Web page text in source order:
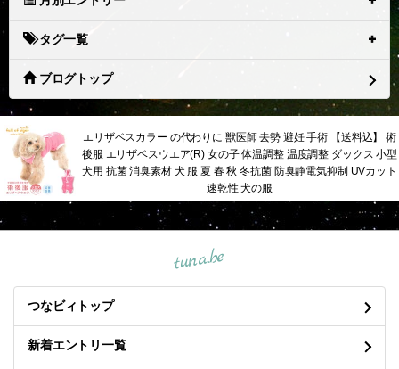
タグ一覧
ブログトップ
エリザベスカラー の代わりに 獣医師 去勢 避妊 手術 【送料込】 術
後服 エリザベスウエア(R) 女の子 体温調整 温度調整 ダックス 小型
犬用 抗菌 消臭素材 犬 服 夏 春 秋 冬抗菌 防臭静電気抑制 UVカット
速乾性 犬の服
tuna.be
つなビィトップ
新着エントリ一覧